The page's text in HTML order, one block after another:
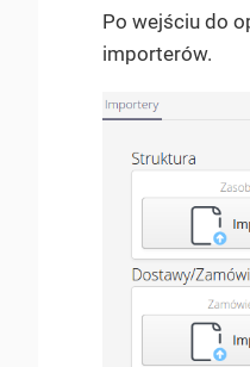
Po wejściu do
importerów.